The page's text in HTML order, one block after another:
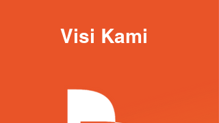
Visi Kami